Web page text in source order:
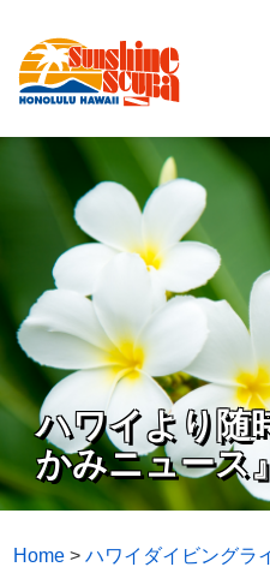
ハワイより随
かみニュース』
Home >ハワイダイビングラ